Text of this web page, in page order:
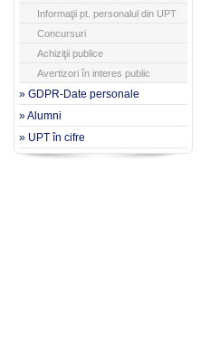
Informaţii pt. personalul din UPT
Concursuri
Achiziţii publice
Avertizori în interes public
» GDPR-Date personale
» Alumni
» UPT în cifre